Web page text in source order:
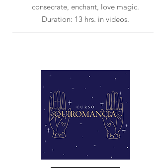
consecrate, enchant, love magic.
Duration: 13 hrs. in videos.